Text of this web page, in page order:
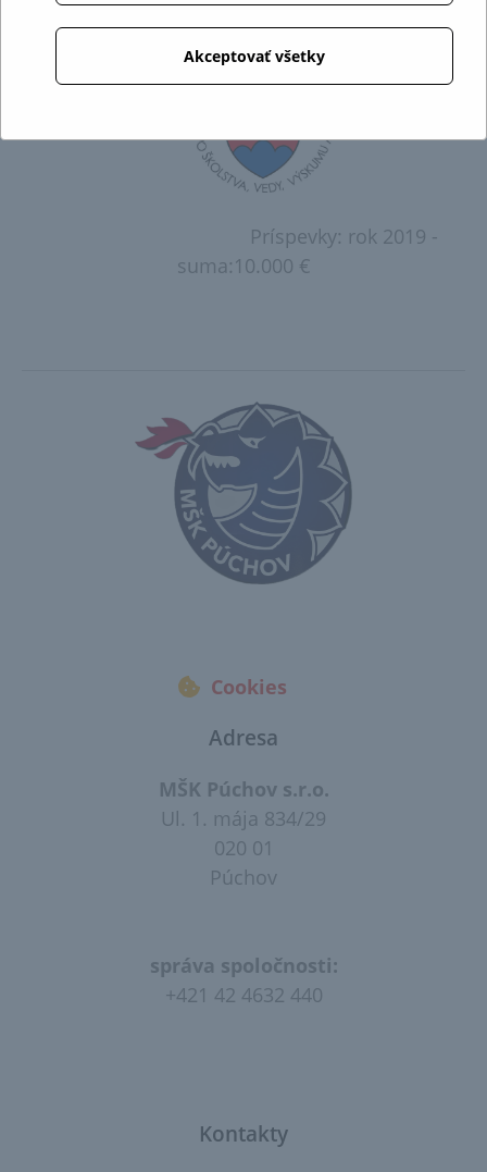
Príspevky: rok 2019 -
suma:10.000 €
Cookies
Adresa
MŠK Púchov s.r.o.
Ul. 1. mája 834/29
020 01
Púchov
správa spoločnosti:
+421 42 4632 440
Kontakty
Akceptovať všetky